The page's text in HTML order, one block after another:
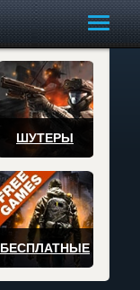
ШУТЕРЫ
БЕСПЛАТНЫЕ